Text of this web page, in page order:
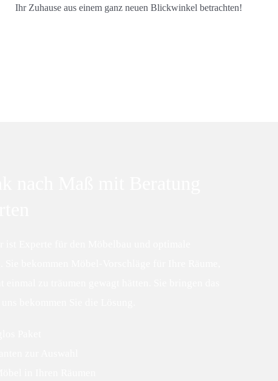
Ihr Zuhause aus einem ganz neuen Blickwinkel betrachten!